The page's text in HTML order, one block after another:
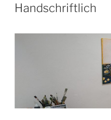
Handschriftlich